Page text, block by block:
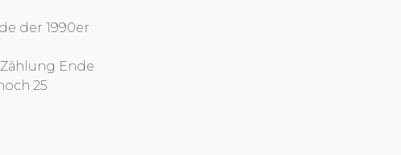
der 1990er
Ende
25